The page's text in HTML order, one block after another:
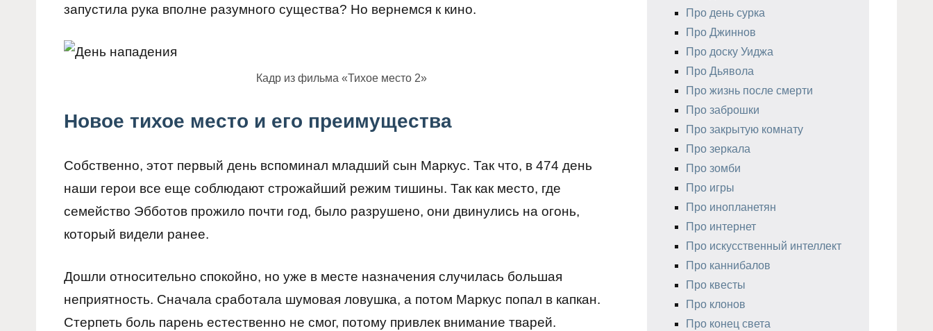
запустила рука вполне разумного существа? Но вернемся к кино.
Кадр из фильма «Тихое место 2»
Новое тихое место и его преимущества
Собственно, этот первый день вспоминал младший сын Маркус. Так что, в 474 день
наши герои все еще соблюдают строжайший режим тишины. Так как место, где
семейство Эбботов прожило почти год, было разрушено, они двинулись на огонь,
который видели ранее.
Дошли относительно спокойно, но уже в месте назначения случилась большая
неприятность. Сначала сработала шумовая ловушка, а потом Маркус попал в капкан.
Стерпеть боль парень естественно не смог, потому привлек внимание тварей.
Про день сурка
Про Джиннов
Про доску Уиджа
Про Дьявола
Про жизнь после смерти
Про заброшки
Про закрытую комнату
Про зеркала
Про зомби
Про игры
Про инопланетян
Про интернет
Про искусственный интеллект
Про каннибалов
Про квесты
Про клонов
Про конец света